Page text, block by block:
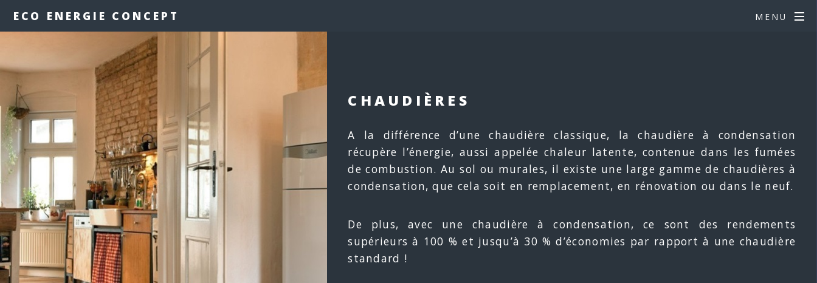
ECO ENERGIE CONCEPT MENU
CHAUDIÈRES
A la différence d’une chaudière classique, la chaudière à condensation
récupère l’énergie, aussi appelée chaleur latente, contenue dans les fumées
de combustion. Au sol ou murales, il existe une large gamme de chaudières à
condensation, que cela soit en remplacement, en rénovation ou dans le neuf.
De plus, avec une chaudière à condensation, ce sont des rendements
supérieurs à 100 % et jusqu’à 30 % d’économies par rapport à une chaudière
standard !